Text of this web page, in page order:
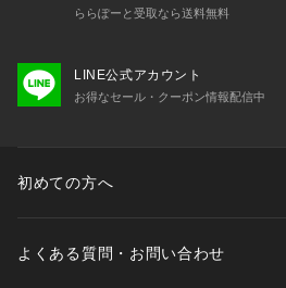
ららぽーと受取なら送料無料
LINE公式アカウント
お得なセール・クーポン情報配信中
初めての方へ
よくある質問・お問い合わせ